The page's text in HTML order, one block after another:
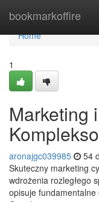
bookmarkoffire
Home
Home
1
Marketing
aronajgc039985 54
Skuteczny marketing
wdrożenia rozległego
opisuje